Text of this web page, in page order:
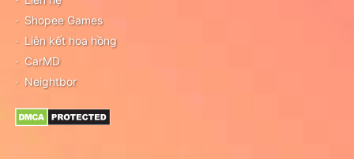
Shopee Games
Liên kết hoa hồng
CarMD
Neightbor